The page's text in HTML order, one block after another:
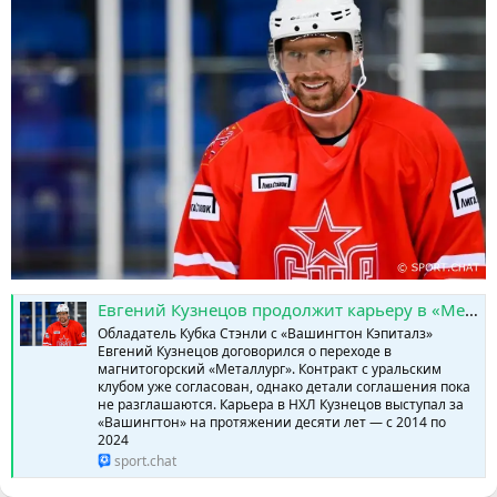
Евгений Кузнецов продолжит карьеру в «Металлурге» » SPORTCHAT - Новости спорта | Футбол | Онлайн трансляции | Чат | Результаты матчей | Спорт | Прогнозы на спорт
Обладатель Кубка Стэнли с «Вашингтон Кэпиталз»
Евгений Кузнецов договорился о переходе в
магнитогорский «Металлург». Контракт с уральским
клубом уже согласован, однако детали соглашения пока
не разглашаются. Карьера в НХЛ Кузнецов выступал за
«Вашингтон» на протяжении десяти лет — с 2014 по
2024
sport.chat